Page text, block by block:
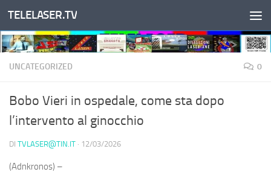
Salta al contenuto
TELELASER.TV
UNCATEGORIZED 0
Bobo Vieri in ospedale, come sta dopo
l’intervento al ginocchio
DI TVLASER@TIN.IT · 12/03/2026
(Adnkronos) –